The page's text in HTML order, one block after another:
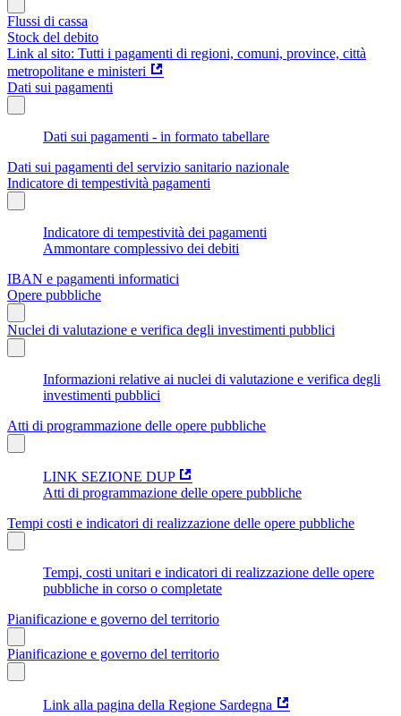
Flussi di cassa
Stock del debito
Link al sito: Tutti i pagamenti di regioni, comuni, province, città
metropolitane e ministeri
Dati sui pagamenti
Dati sui pagamenti - in formato tabellare
Dati sui pagamenti del servizio sanitario nazionale
Indicatore di tempestività pagamenti
Indicatore di tempestività dei pagamenti
Ammontare complessivo dei debiti
IBAN e pagamenti informatici
Opere pubbliche
Nuclei di valutazione e verifica degli investimenti pubblici
Informazioni relative ai nuclei di valutazione e verifica degli
investimenti pubblici
Atti di programmazione delle opere pubbliche
LINK SEZIONE DUP
Atti di programmazione delle opere pubbliche
Tempi costi e indicatori di realizzazione delle opere pubbliche
Tempi, costi unitari e indicatori di realizzazione delle opere
pubbliche in corso o completate
Pianificazione e governo del territorio
Pianificazione e governo del territorio
Link alla pagina della Regione Sardegna